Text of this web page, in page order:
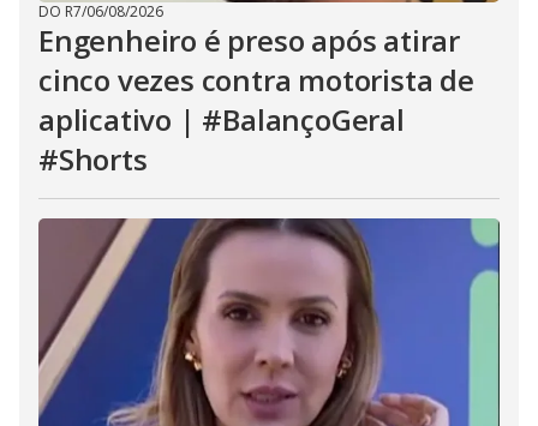
DO R7/06/08/2026
Engenheiro é preso após atirar
cinco vezes contra motorista de
aplicativo | #BalançoGeral
#Shorts